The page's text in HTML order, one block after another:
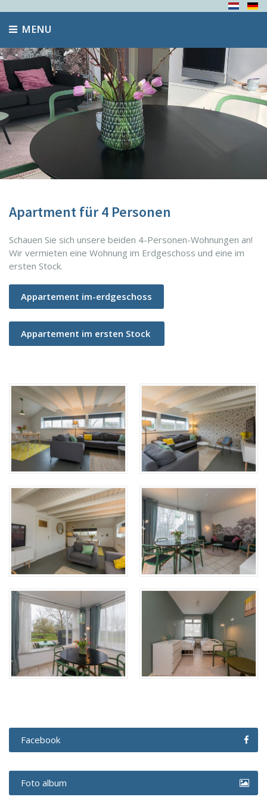
MENU
Apartment für 4 Personen
Schauen Sie sich unsere beiden 4-Personen-Wohnungen an!
Wir vermieten eine Wohnung im Erdgeschoss und eine im
ersten Stock.
Appartement im-erdgeschoss
Appartement im ersten Stock
Facebook
Foto album